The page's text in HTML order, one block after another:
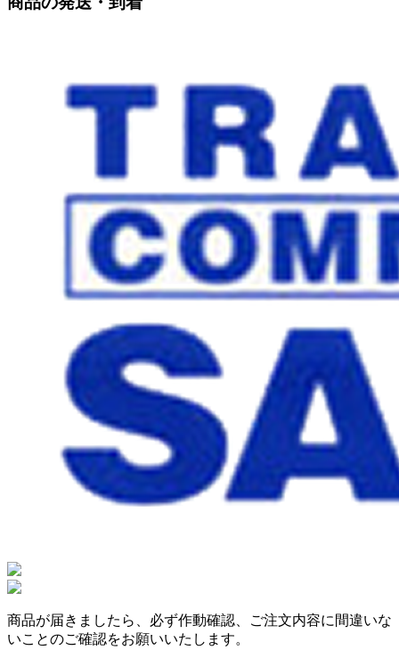
商品が届きましたら、必ず作動確認、ご注文内容に間違いな
いことのご確認をお願いいたします。